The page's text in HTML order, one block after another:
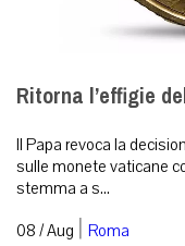
Ritorna l’effigie
Il Papa revoca la
sulle monete vaticane
stemma a s...
08 / Aug | Roma